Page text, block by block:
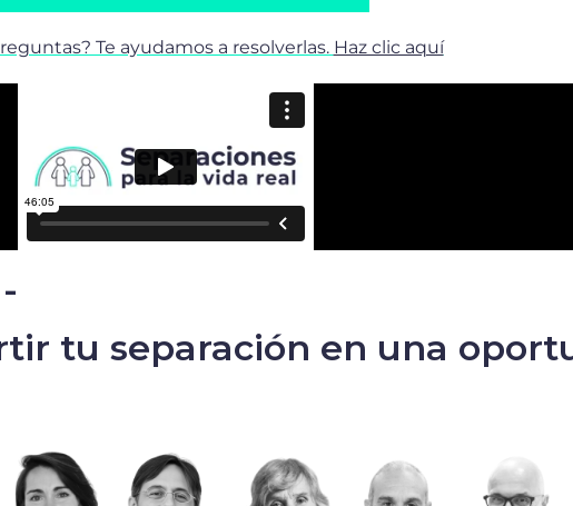
Te ayudamos a resolverlas. Haz clic aquí
tu separación en una